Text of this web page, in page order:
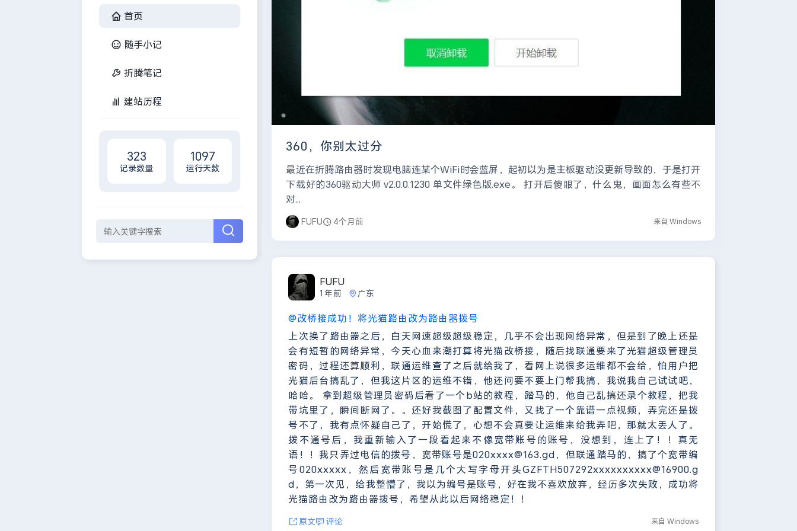
首页
随手小记
折腾笔记
建站历程
323
记录数量
1097
运行天数
360，你别太过分
最近在折腾路由器时发现电脑连某个WiFi时会蓝屏，起初以为是主板驱动没更新导致的，于是打开
下载好的360驱动大师 v2.0.0.1230 单文件绿色版.exe。 打开后傻眼了，什么鬼，画面怎么有些不
对...
FUFU 4个月前 来自 Windows
FUFU
1年前 广东
@改桥接成功！将光猫路由改为路由器拨号
上次换了路由器之后，白天网速超级超级稳定，几乎不会出现网络异常，但是到了晚上还是
会有短暂的网络异常，今天心血来潮打算将光猫改桥接，随后找联通要来了光猫超级管理员
密码，过程还算顺利，联通运维查了之后就给我了，看网上说很多运维都不会给，怕用户把
光猫后台搞乱了，但我这片区的运维不错，他还问要不要上门帮我搞，我说我自己试试吧，
哈哈。 拿到超级管理员密码后看了一个b站的教程，踏马的，他自己乱搞还录个教程，把我
带坑里了，瞬间断网了。。还好我截图了配置文件，又找了一个靠谱一点视频，弄完还是拨
号不了，我有点怀疑自己了，开始慌了，心想不会真要让运维来给我弄吧，那就太丢人了。
拨不通号后，我重新输入了一段看起来不像宽带账号的账号，没想到，连上了！！真无
语！！我只弄过电信的拨号，宽带账号是020xxxx@163.gd，但联通踏马的，搞了个宽带编
号020xxxxx，然后宽带账号是几个大写字母开头GZFTH507292xxxxxxxxxx@16900.g
d，第一次见，给我整懵了，我以为编号是账号，好在我不喜欢放弃，经历多次失败，成功将
光猫路由改为路由器拨号，希望从此以后网络稳定！！
原文 评论 来自 Windows